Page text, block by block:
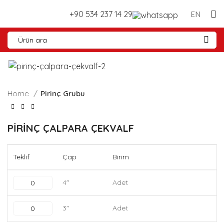
+90 534 237 14 29 EN
Home Pirinç Grubu
PİRİNÇ ÇALPARA ÇEKVALF
Teklif Çap Birim
4" Adet
3" Adet